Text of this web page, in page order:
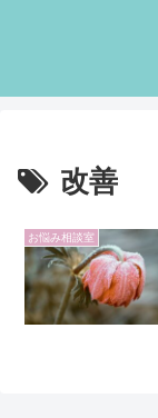
改善
お悩み相談室